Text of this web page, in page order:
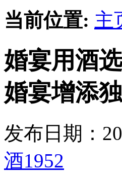
当前位置: 主
婚宴用酒
婚宴增添
发布日期：
酒1952